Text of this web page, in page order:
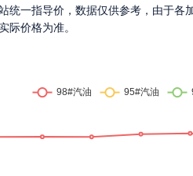
统一指导价，数据仅供参考，由于
际价格为准。